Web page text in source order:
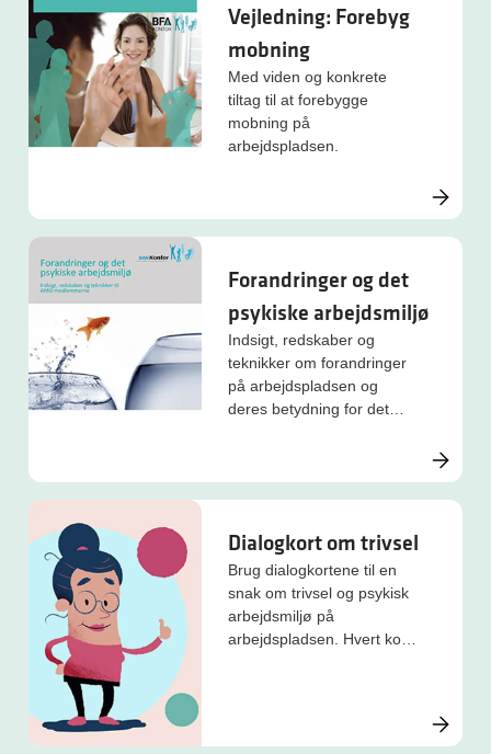
række muligheder og nye
udfordringer for såvel
ledere som medarbejdere.
Vejledning: Forebyg
mobning
Med viden og konkrete
tiltag til at forebygge
mobning på
arbejdspladsen.
Forandringer og det
psykiske arbejdsmiljø
Indsigt, redskaber og
teknikker om forandringer
på arbejdspladsen og
deres betydning for det
Dialogkort om trivsel
Brug dialogkortene til en
snak om trivsel og psykisk
arbejdsmiljø på
arbejdspladsen. Hvert kort